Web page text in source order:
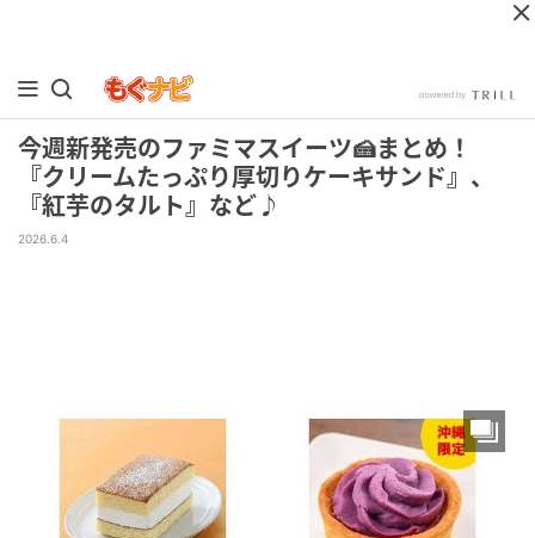
今週新発売のファミマスイーツ🍰まとめ！
『クリームたっぷり厚切りケーキサンド』、
『紅芋のタルト』など♪
2026.6.4